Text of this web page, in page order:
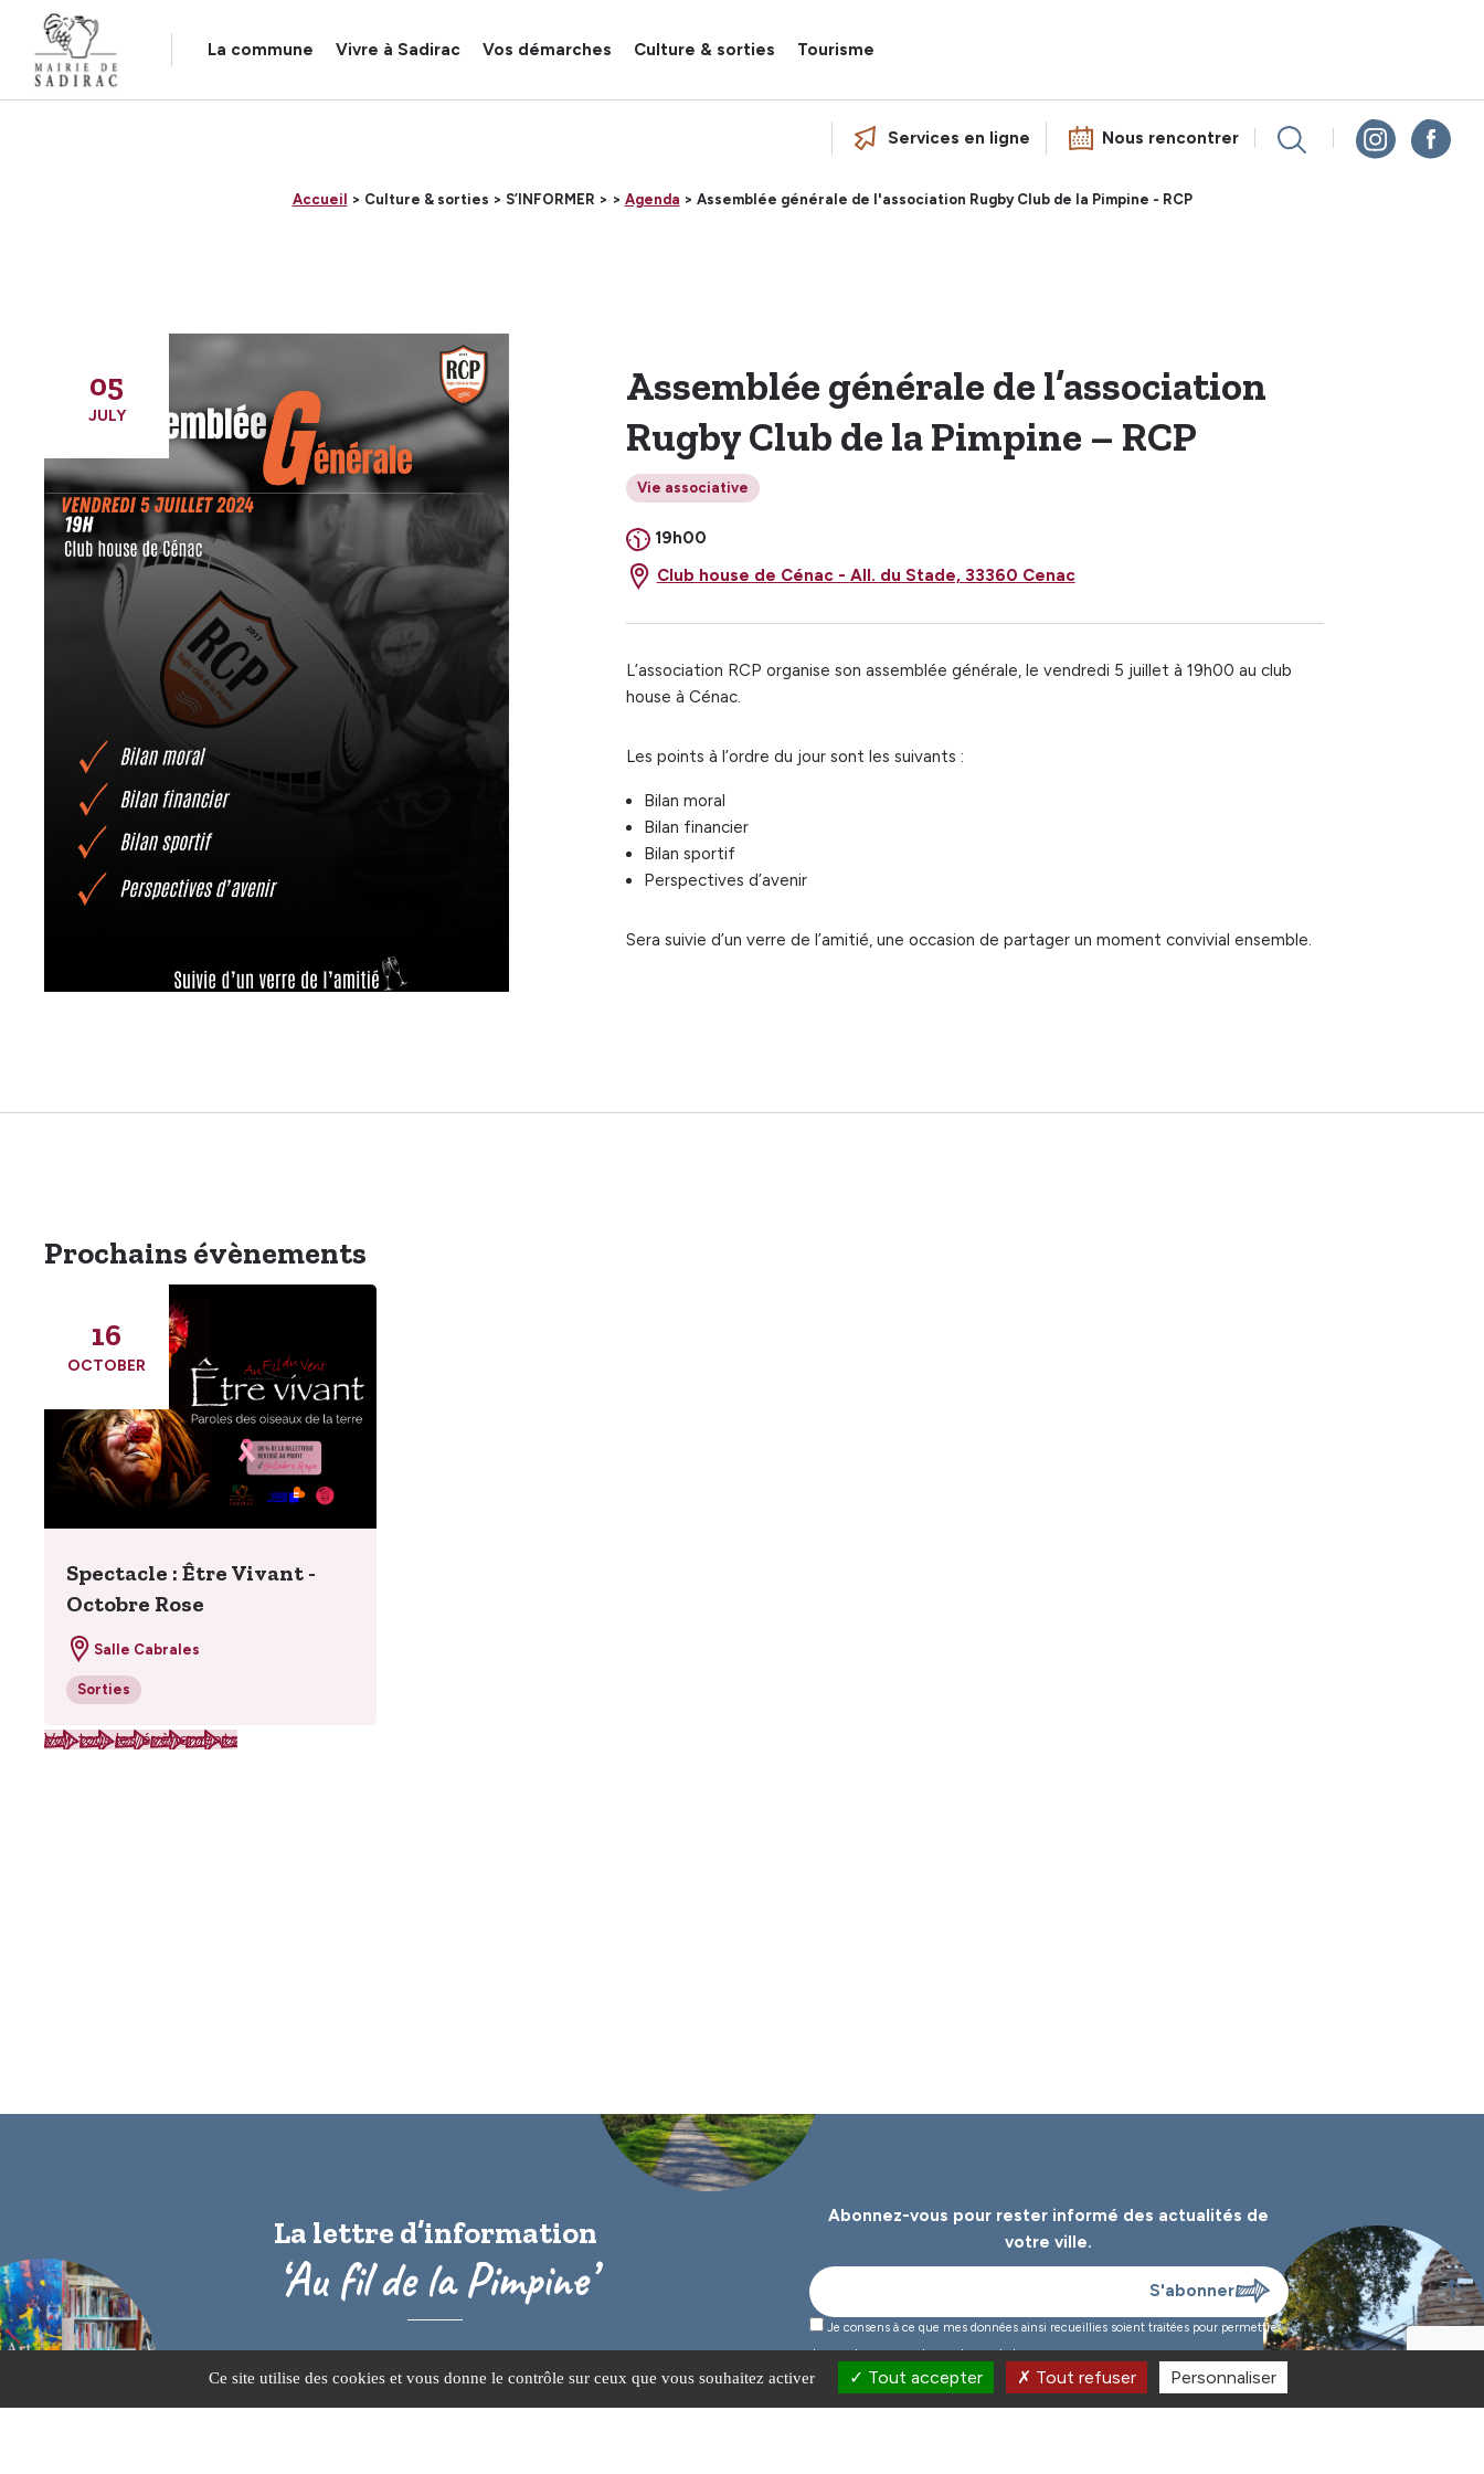
La commune Vivre à Sadirac Vos démarches Culture & sorties Tourisme
Services en ligne Nous rencontrer
Accueil > Culture & sorties > S’INFORMER > > Agenda > Assemblée générale de l'association Rugby Club de la Pimpine - RCP
05
JULY
Assemblée générale de l’association
Rugby Club de la Pimpine – RCP
Vie associative
19h00
Club house de Cénac - All. du Stade, 33360 Cenac
L’association RCP organise son assemblée générale, le vendredi 5 juillet à 19h00 au club
house à Cénac.
Les points à l’ordre du jour sont les suivants :
Bilan moral
Bilan financier
Bilan sportif
Perspectives d’avenir
Sera suivie d’un verre de l’amitié, une occasion de partager un moment convivial ensemble.
Prochains évènements
16
OCTOBER
Spectacle : Être Vivant -
Octobre Rose
Salle Cabrales
Sorties
Voir tous les évènements
La lettre d’information
‘Au fil de la Pimpine’
Abonnez-vous pour rester informé des actualités de
votre ville.
Je consens à ce que mes données ainsi recueillies soient traitées pour permettre
de prendre en compte ma demande.*
Panneau de gestion des cookies
Ce site utilise des cookies et vous donne le contrôle sur ceux que vous souhaitez activer Tout accepter Tout refuser Personnaliser